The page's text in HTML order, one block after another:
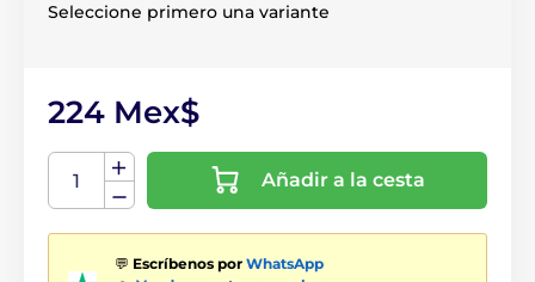
Seleccione primero una variante
224 Mex$
Añadir a la cesta
💬 Escríbenos por WhatsApp